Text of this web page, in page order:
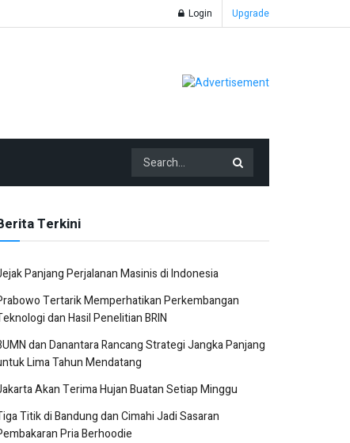
Login Upgrade
Terkini
Panjang Perjalanan Masinis di Indonesia
Tertarik Memperhatikan Perkembangan
dan Hasil Penelitian BRIN
dan Danantara Rancang Strategi Jangka Panjang
Lima Tahun Mendatang
Akan Terima Hujan Buatan Setiap Minggu
Titik di Bandung dan Cimahi Jadi Sasaran
Pria Berhoodie